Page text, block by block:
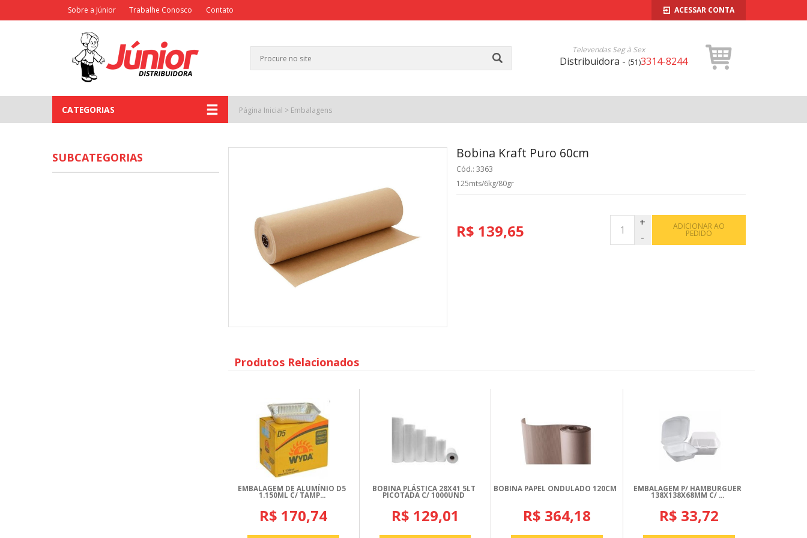
Sobre a Júnior Trabalhe Conosco Contato ACESSAR CONTA
Televendas Seg à Sex
Distribuidora - (51)3314-8244
CATEGORIAS Página Inicial > Embalagens
Bobina Kraft Puro 60cm
Cód.: 3363
125mts/6kg/80gr
R$ 139,65 ADICIONAR AO
PEDIDO
Produtos Relacionados
EMBALAGEM DE ALUMÍNIO D5
1.150ML C/ TAMP...
R$ 170,74
BOBINA PLÁSTICA 28X41 5LT
PICOTADA C/ 1000UND
R$ 129,01
BOBINA PAPEL ONDULADO 120CM
R$ 364,18
EMBALAGEM P/ HAMBURGUER
138X138X68MM C/ ...
R$ 33,72
SUBCATEGORIAS